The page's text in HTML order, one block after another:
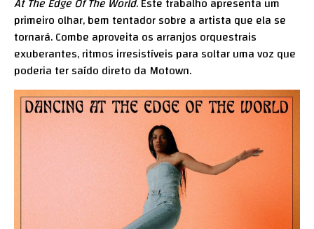
primeiro olhar, bem tentador sobre a artista que ela se
tornará. Combe aproveita os arranjos orquestrais
exuberantes, ritmos irresistíveis para soltar uma voz que
poderia ter saído direto da Motown.